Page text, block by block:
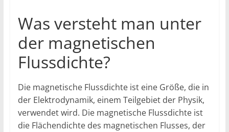
Was versteht man unter
der magnetischen
Flussdichte?
Die magnetische Flussdichte ist eine Größe, die in
der Elektrodynamik, einem Teilgebiet der Physik,
verwendet wird. Die magnetische Flussdichte ist
die Flächendichte des magnetischen Flusses, der